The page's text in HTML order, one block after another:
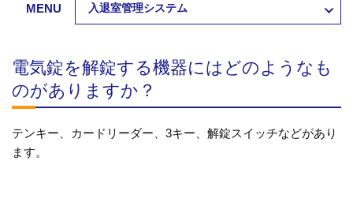
製品資料ダウンロード
MENU 入退室管理システム
電気錠を解錠する機器にはどのようなも
のがありますか？
テンキー、カードリーダー、3キー、解錠スイッチなどがあり
ます。